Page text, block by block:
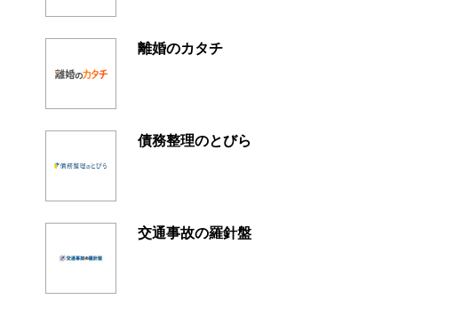
離婚のカタチ
債務整理のとびら
交通事故の羅針盤